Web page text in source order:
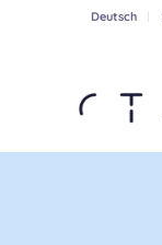
Deutsch